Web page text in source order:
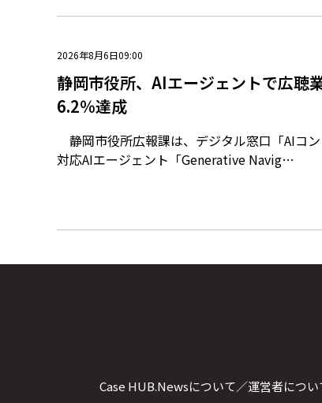
2026年8月6日09:00
静岡市役所、AIエージェントで広
6.2％達成
静岡市役所広報課は、デジタル窓口「AIコ
対応AIエージェント「Generative Navig…
Case HUB.Newsについて／運営者につい